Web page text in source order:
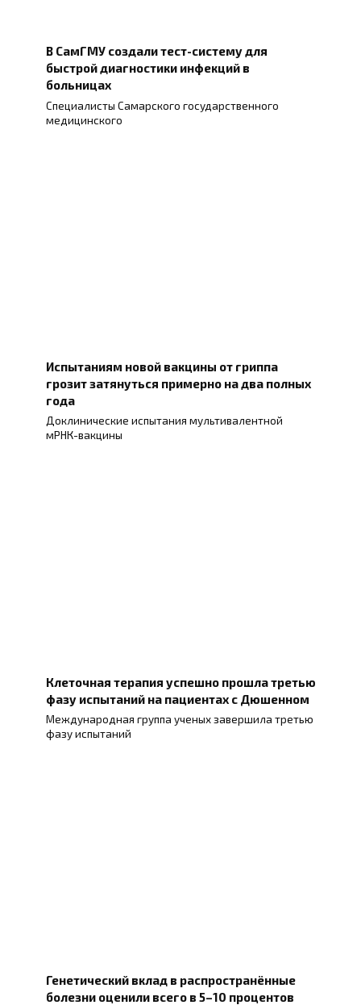
В СамГМУ создали тест-систему для
быстрой диагностики инфекций в
больницах
Специалисты Самарского государственного
медицинского
Испытаниям новой вакцины от гриппа
грозит затянуться примерно на два полных
года
Доклинические испытания мультивалентной
мРНК-вакцины
Клеточная терапия успешно прошла третью
фазу испытаний на пациентах с Дюшенном
Международная группа ученых завершила третью
фазу испытаний
Генетический вклад в распространённые
болезни оценили всего в 5–10 процентов